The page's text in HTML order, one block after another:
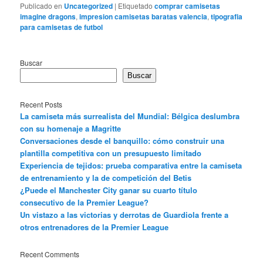
Publicado en Uncategorized | Etiquetado comprar camisetas
imagine dragons,impresion camisetas baratas valencia,tipografia
para camisetas de futbol
Buscar
Buscar
Recent Posts
La camiseta más surrealista del Mundial: Bélgica deslumbra
con su homenaje a Magritte
Conversaciones desde el banquillo: cómo construir una
plantilla competitiva con un presupuesto limitado
Experiencia de tejidos: prueba comparativa entre la camiseta
de entrenamiento y la de competición del Betis
¿Puede el Manchester City ganar su cuarto título
consecutivo de la Premier League?
Un vistazo a las victorias y derrotas de Guardiola frente a
otros entrenadores de la Premier League
Recent Comments